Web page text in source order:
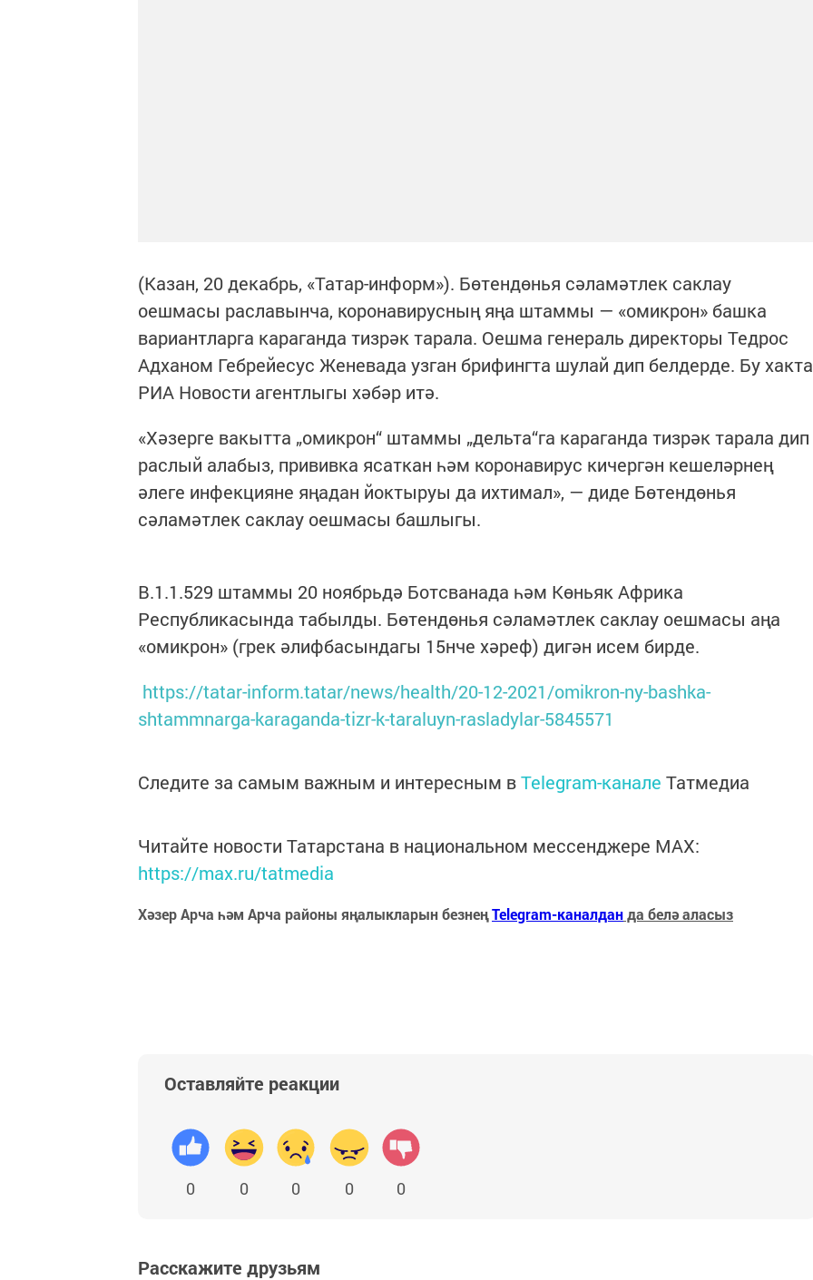
(Казан, 20 декабрь, «Татар-информ»). Бөтендөнья сәламәтлек саклау
оешмасы раславынча, коронавирусның яңа штаммы — «омикрон» башка
вариантларга караганда тизрәк тарала. Оешма генераль директоры Тедрос
Адханом Гебрейесус Женевада узган брифингта шулай дип белдерде. Бу хакта
РИА Новости агентлыгы хәбәр итә.
«Хәзерге вакытта „омикрон“ штаммы „дельта“га караганда тизрәк тарала дип
раслый алабыз, прививка ясаткан һәм коронавирус кичергән кешеләрнең
әлеге инфекцияне яңадан йоктыруы да ихтимал», — диде Бөтендөнья
сәламәтлек саклау оешмасы башлыгы.
B.1.1.529 штаммы 20 ноябрьдә Ботсванада һәм Көньяк Африка
Республикасында табылды. Бөтендөнья сәламәтлек саклау оешмасы аңа
«омикрон» (грек әлифбасындагы 15нче хәреф) дигән исем бирде.
https://tatar-inform.tatar/news/health/20-12-2021/omikron-ny-bashka-
shtammnarga-karaganda-tizr-k-taraluyn-rasladylar-5845571
Следите за самым важным и интересным вTelegram-канале Татмедиа
Читайте новости Татарстана в национальном мессенджере MАХ:
https://max.ru/tatmedia
Хәзер Арча һәм Арча районы яңалыкларын безнеңTelegram-каналданда белә аласыз
Оставляйте реакции
0 0 0 0 0
Расскажите друзьям